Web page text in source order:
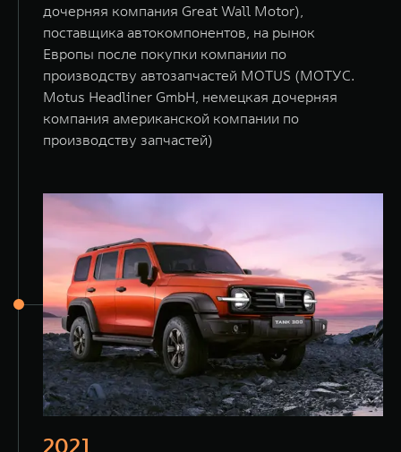
дочерняя компания Great Wall Motor),
поставщика автокомпонентов, на рынок
Европы после покупки компании по
производству автозапчастей MOTUS (МОТУС.
Motus Headliner GmbH, немецкая дочерняя
компания американской компании по
производству запчастей)
2021